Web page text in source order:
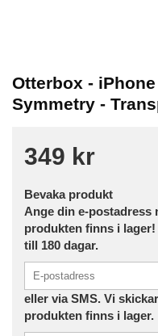
Otterbox -
Symmetry -
349 kr
Bevaka produkt
Ange din e-postadress
produkten finns i
till 180 dagar.
eller via SMS. Vi
produkten finns i lager.